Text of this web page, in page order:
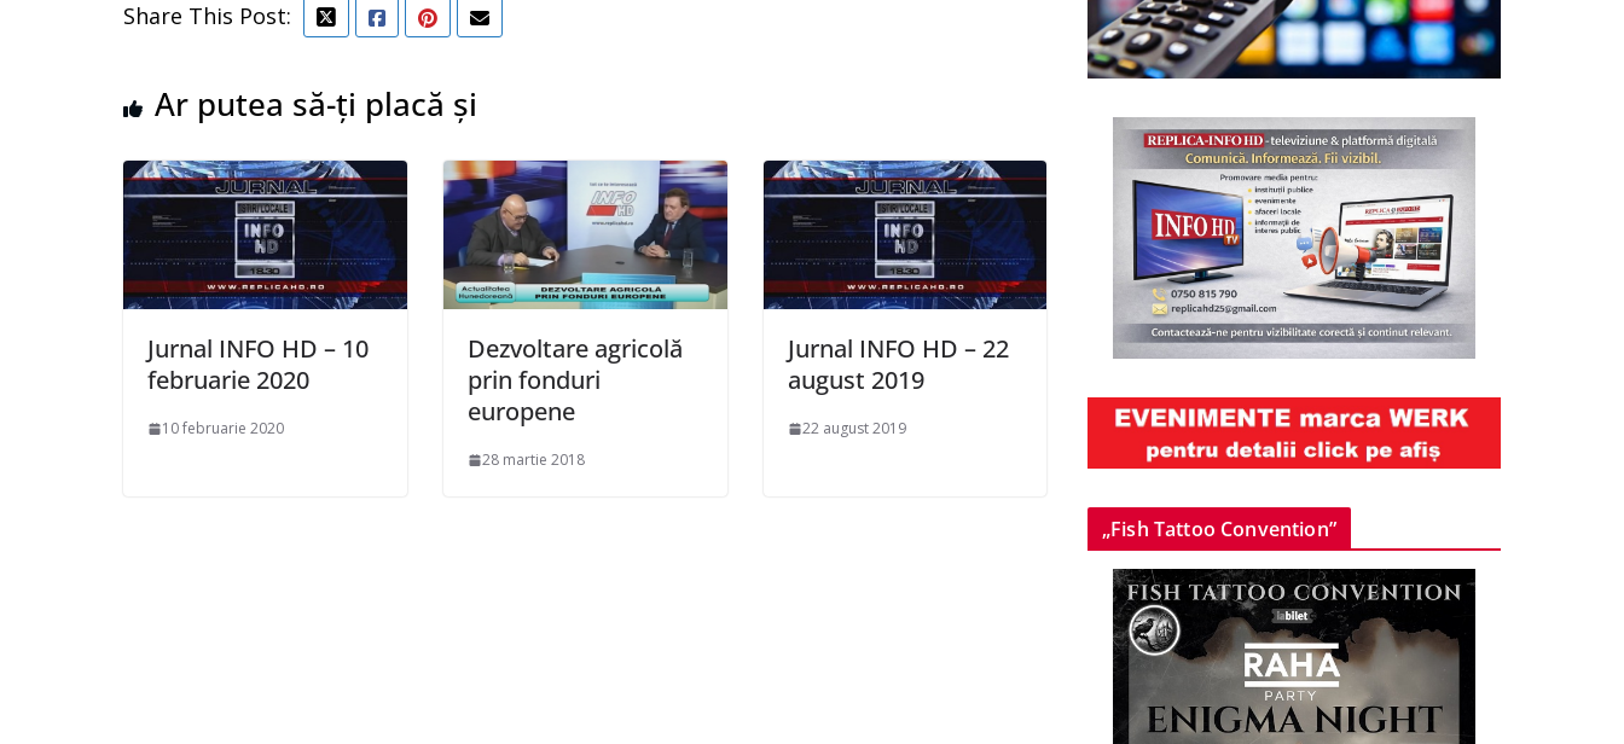
Share This Post:
Ar putea să-ți placă și
Jurnal INFO HD – 10
februarie 2020
10 februarie 2020
Dezvoltare agricolă
prin fonduri
europene
28 martie 2018
Jurnal INFO HD – 22
august 2019
22 august 2019
„Fish Tattoo Convention”